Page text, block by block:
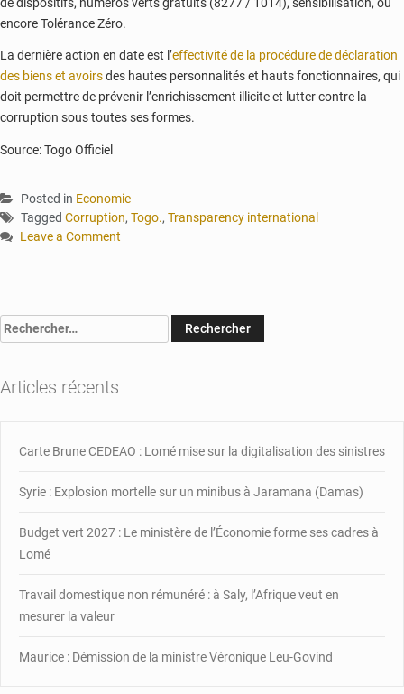
encore Tolérance Zéro.
La dernière action en date est l’effectivité de la procédure de déclaration
des biens et avoirsdes hautes personnalités et hauts fonctionnaires, qui
doit permettre de prévenir l’enrichissement illicite et lutter contre la
corruption sous toutes ses formes.
Source: Togo Officiel
Posted in Economie
Tagged Corruption, Togo., Transparency international
Leave a Comment
Togo
occupe
place
selon
International
Rechercher :
Articles récents
Carte Brune CEDEAO : Lomé mise sur la digitalisation des sinistres
Syrie : Explosion mortelle sur un minibus à Jaramana (Damas)
Budget vert 2027 : Le ministère de l’Économie forme ses cadres à
Lomé
Travail domestique non rémunéré : à Saly, l’Afrique veut en
mesurer la valeur
Maurice : Démission de la ministre Véronique Leu-Govind